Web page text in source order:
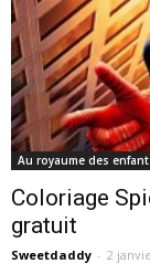
Au royaume des
Coloriage
gratuit
Sweetdaddy - 2